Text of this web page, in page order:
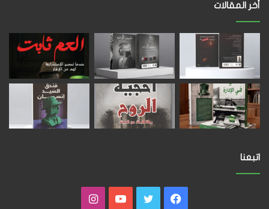
أخر المقالات
اتبعنا
فيسبوكتويتر يوتيوبانستقرام